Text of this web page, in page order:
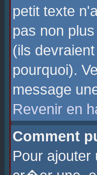
petit texte
pas non
(ils
pourquoi).
message
Revenir en
Comment
Pour